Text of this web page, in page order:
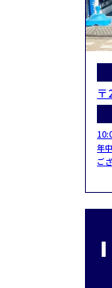
年
ご